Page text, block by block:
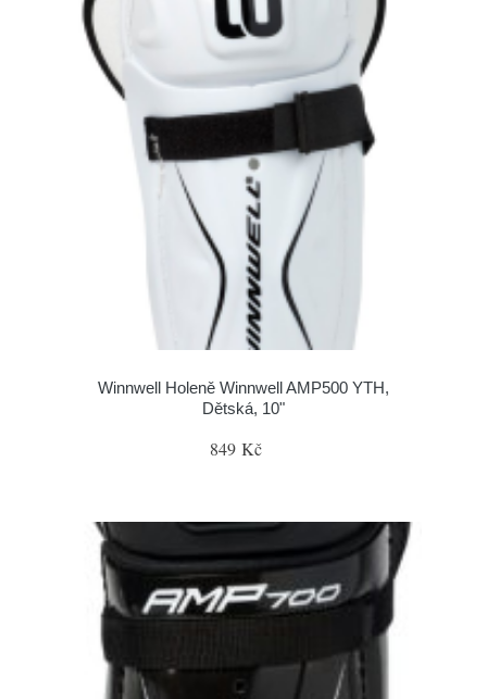
Winnwell Holeně Winnwell AMP500 YTH,
Dětská, 10"
849 Kč